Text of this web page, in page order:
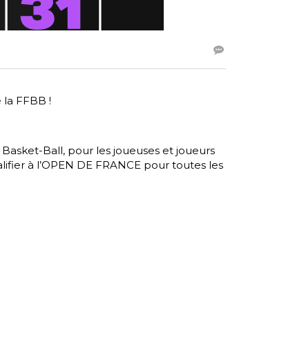
FFBB !
Ball, pour les joueuses et joueurs
à l’OPEN DE FRANCE pour toutes les